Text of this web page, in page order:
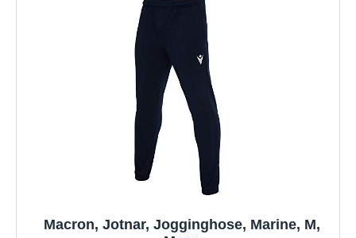
Macron, Jotnar, Jogginghose, Marine, M,